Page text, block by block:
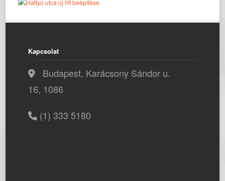
Kapcsolat
Budapest, Karácsony Sándor u.
16, 1086
(1) 333 5180